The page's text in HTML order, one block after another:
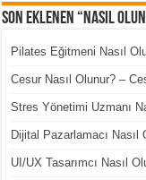
Son Eklenen “Nasıl
Pilates Eğitmeni Nasıl
Cesur Nasıl Olunur? –
Stres Yönetimi Uzmanı
Dijital Pazarlamacı Nasıl
UI/UX Tasarımcı Nasıl